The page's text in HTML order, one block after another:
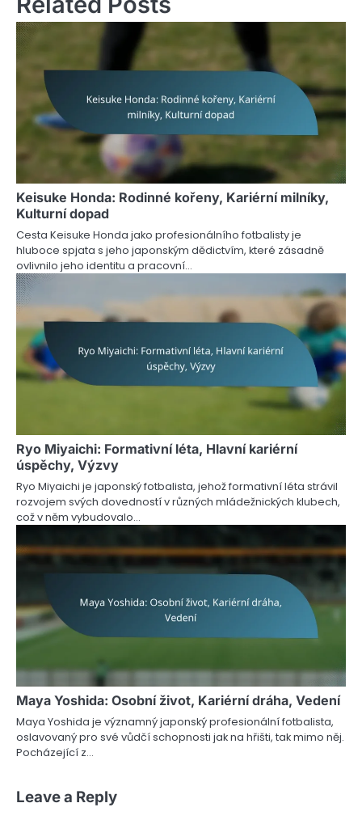
Keisuke Honda: Rodinné kořeny, Kariérní milníky,
Kulturní dopad
Cesta Keisuke Honda jako profesionálního fotbalisty je
hluboce spjata s jeho japonským dědictvím, které zásadně
ovlivnilo jeho identitu a pracovní…
Ryo Miyaichi: Formativní léta, Hlavní kariérní
úspěchy, Výzvy
Ryo Miyaichi je japonský fotbalista, jehož formativní léta strávil
rozvojem svých dovedností v různých mládežnických klubech,
což v něm vybudovalo…
Maya Yoshida: Osobní život, Kariérní dráha, Vedení
Maya Yoshida je významný japonský profesionální fotbalista,
oslavovaný pro své vůdčí schopnosti jak na hřišti, tak mimo něj.
Pocházející z…
Leave a Reply